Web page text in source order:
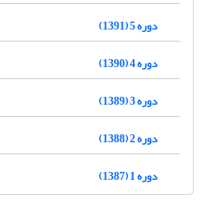
دوره 5 (1391)
دوره 4 (1390)
دوره 3 (1389)
دوره 2 (1388)
دوره 1 (1387)